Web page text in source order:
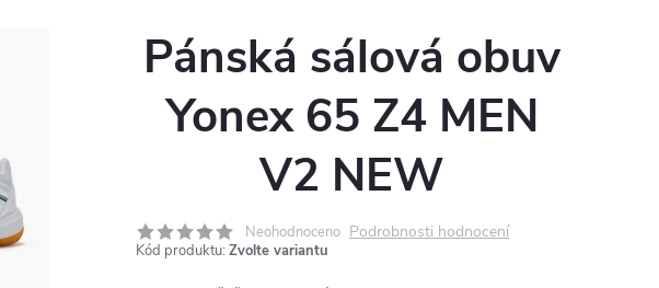
Pánská sálová obuv
Yonex 65 Z4 MEN
V2 NEW
Neohodnoceno Podrobnosti hodnocení
Kód produktu: Zvolte variantu